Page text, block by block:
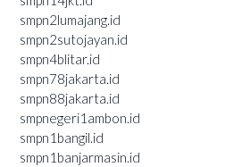
smpn2lumajang.id
smpn2sutojayan.id
smpn4blitar.id
smpn78jakarta.id
smpn88jakarta.id
smpnegeri1ambon.id
smpn1bangil.id
smpn1banjarmasin.id